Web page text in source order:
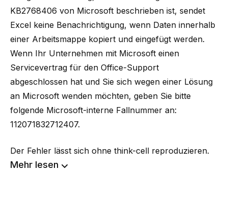
KB2768406 von Microsoft beschrieben ist, sendet
Excel keine Benachrichtigung, wenn Daten innerhalb
einer Arbeitsmappe kopiert und eingefügt werden.
Wenn Ihr Unternehmen mit Microsoft einen
Servicevertrag für den Office-Support
abgeschlossen hat und Sie sich wegen einer Lösung
an Microsoft wenden möchten, geben Sie bitte
folgende Microsoft-interne Fallnummer an:
112071832712407.
Der Fehler lässt sich ohne think-cell reproduzieren.
Mehr lesen